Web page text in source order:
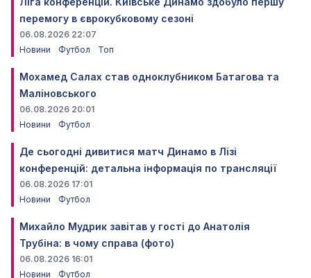
перемогу в єврокубковому сезоні
06.08.2026 22:07
Новини
Футбол Топ
Мохамед Салах став одноклубником Батагова та
Маліновського
06.08.2026 20:01
Новини
Футбол
Де сьогодні дивитися матч Динамо в Лізі
конференцій: детальна інформація по трансляції
06.08.2026 17:01
Новини
Футбол
Михайло Мудрик завітав у гості до Анатолія
Трубіна: в чому справа (фото)
06.08.2026 16:01
Новини
Футбол